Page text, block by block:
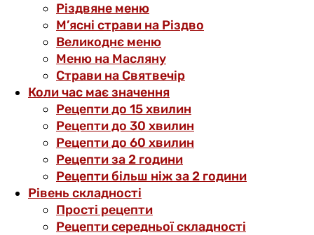
Різдвяне меню
М’ясні страви на Різдво
Великоднє меню
Меню на Масляну
Страви на Святвечір
Коли час має значення
Рецепти до 15 хвилин
Рецепти до 30 хвилин
Рецепти до 60 хвилин
Рецепти за 2 години
Рецепти більш ніж за 2 години
Рівень складності
Прості рецепти
Рецепти середньої складності